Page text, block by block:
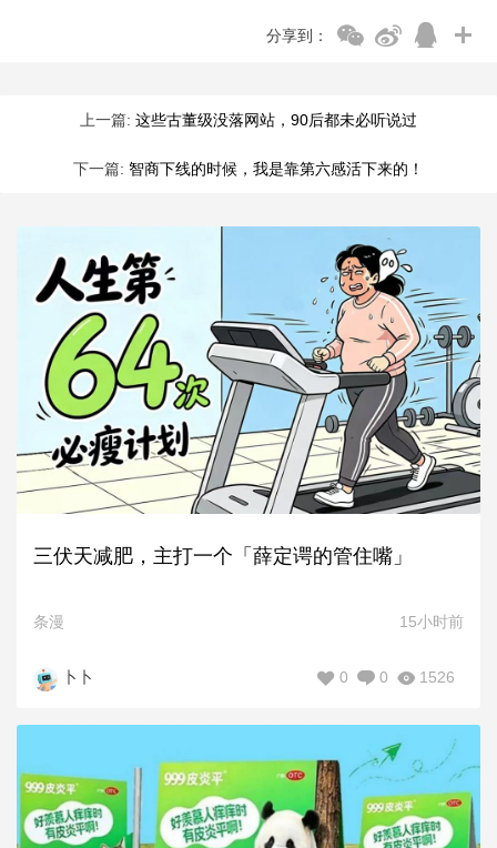
分享到：
上一篇: 这些古董级没落网站，90后都未必听说过
下一篇: 智商下线的时候，我是靠第六感活下来的！
三伏天减肥，主打一个「薛定谔的管住嘴」
条漫 15小时前
卜卜 1526
0
0